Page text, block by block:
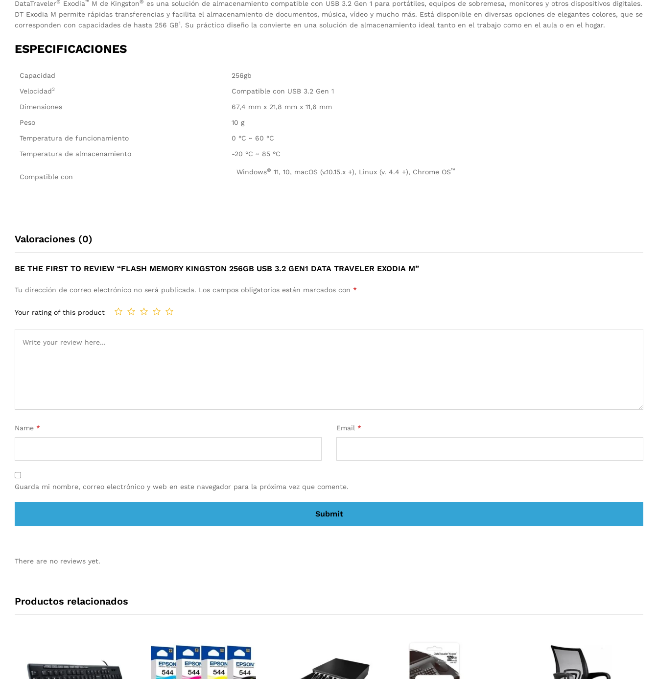
DataTraveler® Exodia™ M de Kingston® es una solución de almacenamiento compatible con USB 3.2 Gen 1 para portátiles, equipos de sobremesa, monitores y otros dispositivos digitales.
DT Exodia M permite rápidas transferencias y facilita el almacenamiento de documentos, música, vídeo y mucho más. Está disponible en diversas opciones de elegantes colores, que se
corresponden con capacidades de hasta 256 GB1. Su práctico diseño la convierte en una solución de almacenamiento ideal tanto en el trabajo como en el aula o en el hogar.
ESPECIFICACIONES
Capacidad
256gb
Velocidad2
Compatible con USB 3.2 Gen 1
Dimensiones
67,4 mm x 21,8 mm x 11,6 mm
Peso
10 g
Temperatura de funcionamiento
0 °C ~ 60 °C
Temperatura de almacenamiento
-20 °C ~ 85 °C
Compatible con
Windows® 11, 10, macOS (v.10.15.x +), Linux (v. 4.4 +), Chrome OS™
Valoraciones (0)
BE THE FIRST TO REVIEW “FLASH MEMORY KINGSTON 256GB USB 3.2 GEN1 DATA TRAVELER EXODIA M”
Tu dirección de correo electrónico no será publicada. Los campos obligatorios están marcados con *
Your rating of this product
Name * Email *
Guarda mi nombre, correo electrónico y web en este navegador para la próxima vez que comente.
There are no reviews yet.
Productos relacionados